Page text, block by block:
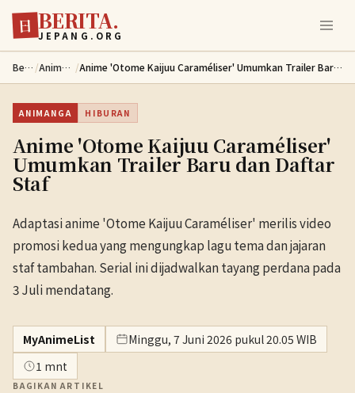
Lewati ke konten utama
日 BERITA.
JEPANG.ORG
Berita / Animanga / Anime 'Otome Kaijuu Caraméliser' Umumkan Trailer Baru dan Daftar Staf
ANIMANGA HIBURAN
Anime 'Otome Kaijuu Caraméliser'
Umumkan Trailer Baru dan Daftar
Staf
Adaptasi anime 'Otome Kaijuu Caraméliser' merilis video
promosi kedua yang mengungkap lagu tema dan jajaran
staf tambahan. Serial ini dijadwalkan tayang perdana pada
3 Juli mendatang.
MyAnimeList
Minggu, 7 Juni 2026 pukul 20.05 WIB
1 mnt
BAGIKAN ARTIKEL